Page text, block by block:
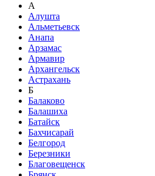
А
Алушта
Альметьевск
Анапа
Арзамас
Армавир
Архангельск
Астрахань
Б
Балаково
Балашиха
Батайск
Бахчисарай
Белгород
Березники
Благовещенск